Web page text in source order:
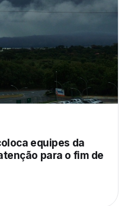
equipes da
para o fim de